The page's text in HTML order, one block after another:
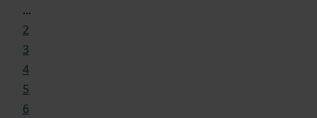
...
2
3
4
5
6